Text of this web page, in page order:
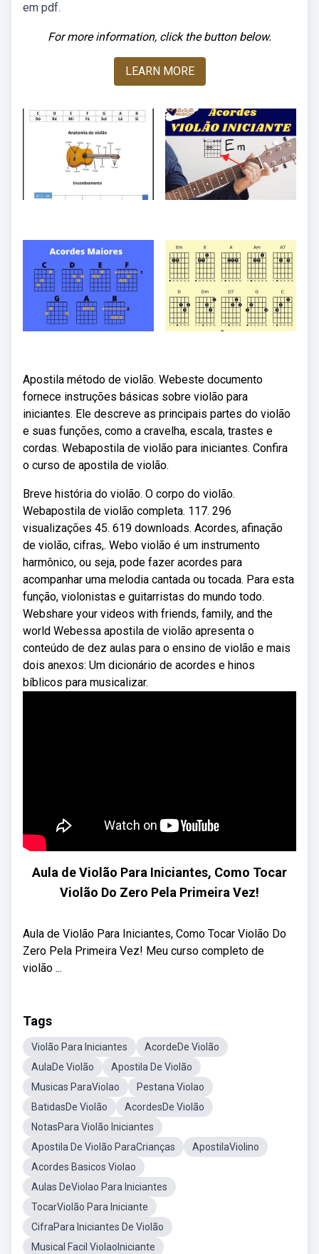
em pdf.
For more information, click the button below.
LEARN MORE
Apostila método de violão. Webeste documento
fornece instruções básicas sobre violão para
iniciantes. Ele descreve as principais partes do violão
e suas funções, como a cravelha, escala, trastes e
cordas. Webapostila de violão para iniciantes. Confira
o curso de apostila de violão.
Breve história do violão. O corpo do violão.
Webapostila de violão completa. 117. 296
visualizações 45. 619 downloads. Acordes, afinação
de violão, cifras,. Webo violão é um instrumento
harmônico, ou seja, pode fazer acordes para
acompanhar uma melodia cantada ou tocada. Para esta
função, violonistas e guitarristas do mundo todo.
Webshare your videos with friends, family, and the
world Webessa apostila de violão apresenta o
conteúdo de dez aulas para o ensino de violão e mais
dois anexos: Um dicionário de acordes e hinos
bíblicos para musicalizar.
Aula de Violão Para Iniciantes, Como Tocar
Violão Do Zero Pela Primeira Vez!
Aula de Violão Para Iniciantes, Como Tocar Violão Do
Zero Pela Primeira Vez! Meu curso completo de
violão ...
Tags
Violão Para Iniciantes
AcordeDe Violão
AulaDe Violão
Apostila De Violão
Musicas ParaViolao
Pestana Violao
BatidasDe Violão
AcordesDe Violão
NotasPara Violão Iniciantes
Apostila De Violão ParaCrianças
ApostilaViolino
Acordes Basicos Violao
Aulas DeViolao Para Iniciantes
TocarViolão Para Iniciante
CifraPara Iniciantes De Violão
Musical Facil ViolaoIniciante